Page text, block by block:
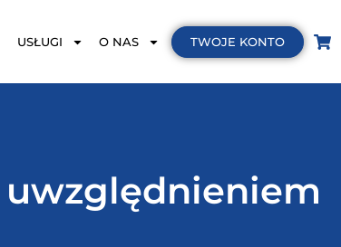
USŁUGI O NAS TWOJE KONTO
uwzględnieniem